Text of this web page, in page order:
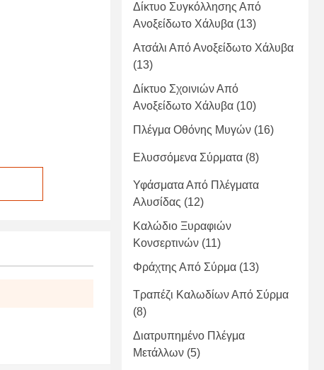
Δίκτυο Συγκόλλησης Από
Ανοξείδωτο Χάλυβα (13)
Ατσάλι Από Ανοξείδωτο Χάλυβα
(13)
Δίκτυο Σχοινιών Από
Ανοξείδωτο Χάλυβα (10)
Πλέγμα Οθόνης Μυγών (16)
Ελυσσόμενα Σύρματα (8)
Υφάσματα Από Πλέγματα
Αλυσίδας (12)
Καλώδιο Ξυραφιών
Κονσερτινών (11)
Φράχτης Από Σύρμα (13)
Τραπέζι Καλωδίων Από Σύρμα
(8)
Διατρυπημένο Πλέγμα
Μετάλλων (5)